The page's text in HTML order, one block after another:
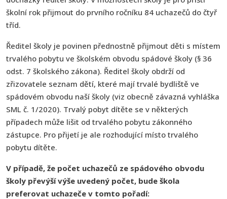
školní rok přijmout do prvního ročníku 84 uchazečů do čtyř
tříd.
Ředitel školy je povinen přednostně přijmout děti s místem
trvalého pobytu ve školském obvodu spádové školy (§ 36
odst. 7 školského zákona). Ředitel školy obdrží od
zřizovatele seznam dětí, které mají trvalé bydliště ve
spádovém obvodu naší školy (viz obecně závazná vyhláška
SML č. 1/2020). Trvalý pobyt dítěte se v některých
případech může lišit od trvalého pobytu zákonného
zástupce. Pro přijetí je ale rozhodující místo trvalého
pobytu dítěte.
V případě, že počet uchazečů ze spádového obvodu
školy převýší výše uvedený počet, bude škola
preferovat uchazeče v tomto pořadí: